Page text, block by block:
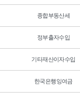
종합부동산세
정부출자수입
기타재산이자수입
한국은행잉여금